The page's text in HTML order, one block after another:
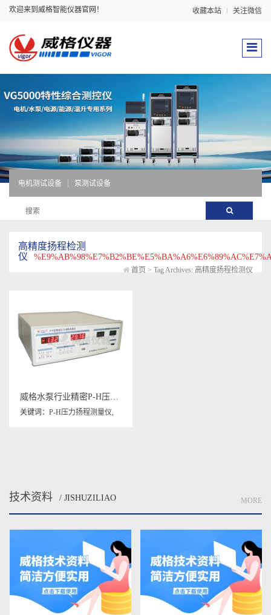
欢迎来到威格智能仪器官网！ 收藏本站 关注微信
电机测试设备 泵测试设备
高精度扬程检测
仪
首页 > Tag Archives: 高精度扬程检测仪
威格水泵行业精密P-H压力扬程测量仪高精度扬程检测仪压力测试仪
关键词： P-H压力扬程测量仪,
技术资料 / JISHUZILIAO MORE